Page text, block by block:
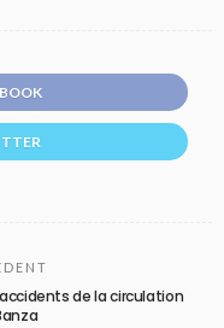
de la circulation